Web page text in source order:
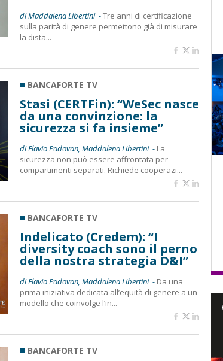
di Maddalena Libertini -Tre anni di certificazione
sulla parità di genere permettono già di misurare
la dista...
BANCAFORTE TV
Stasi (CERTFin): “WeSec nasce
da una convinzione: la
sicurezza si fa insieme”
di Flavio Padovan, Maddalena Libertini - La
sicurezza non può essere affrontata per
compartimenti separati. Richiede cooperazi...
BANCAFORTE TV
Indelicato (Credem): “I
diversity coach sono il perno
della nostra strategia D&I”
di Flavio Padovan, Maddalena Libertini - Da una
prima iniziativa dedicata all’equità di genere a un
modello che coinvolge l’in...
BANCAFORTE TV